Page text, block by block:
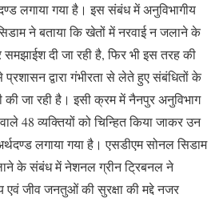
लगाया गया है। इस संबंध में अनुविभागीय
ने बताया कि खेतों में नरवाई न जलाने के
दी जा रही है, फिर भी इस तरह की
द्वारा गंभीरता से लेते हुए संबंधितों के
की जा रही है। इसी क्रम में नैनपुर अनुविभाग
48 व्यक्तियों को चिन्हित किया जाकर उन
लगाया गया है। एसडीएम सोनल सिडाम
के संबंध में नेशनल ग्रीन ट्रिबनल ने
एवं जीव जनतुओं की सुरक्षा की मद्दे नजर